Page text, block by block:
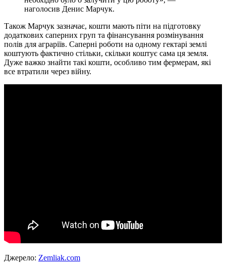
наголосив Денис Марчук.
Також Марчук зазначає, кошти мають піти на підготовку
додаткових саперних груп та фінансування розмінування
полів для аграріїв. Саперні роботи на одному гектарі землі
коштують фактично стільки, скільки коштує сама ця земля.
Дуже важко знайти такі кошти, особливо тим фермерам, які
все втратили через війну.
Джерело: Zemliak.com